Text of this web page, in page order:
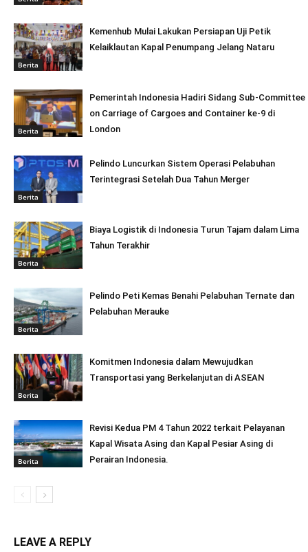
Berita
Kemenhub Mulai Lakukan Persiapan Uji Petik
Kelaiklautan Kapal Penumpang Jelang Nataru
Berita
Pemerintah Indonesia Hadiri Sidang Sub-Committee
on Carriage of Cargoes and Container ke-9 di
London
Berita
Pelindo Luncurkan Sistem Operasi Pelabuhan
Terintegrasi Setelah Dua Tahun Merger
Berita
Biaya Logistik di Indonesia Turun Tajam dalam Lima
Tahun Terakhir
Berita
Pelindo Peti Kemas Benahi Pelabuhan Ternate dan
Pelabuhan Merauke
Berita
Komitmen Indonesia dalam Mewujudkan
Transportasi yang Berkelanjutan di ASEAN
Berita
Revisi Kedua PM 4 Tahun 2022 terkait Pelayanan
Kapal Wisata Asing dan Kapal Pesiar Asing di
Perairan Indonesia.
LEAVE A REPLY